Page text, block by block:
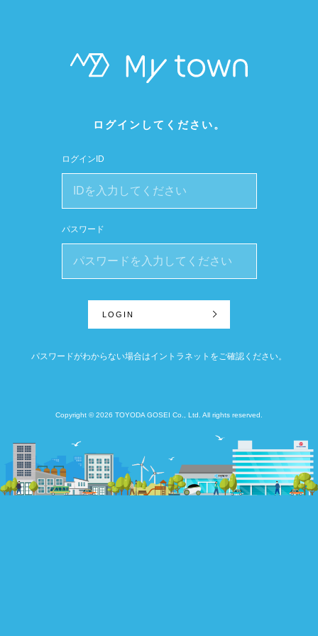
ログインしてください。
ログインID
パスワード
パスワードがわからない場合はイントラネットをご確認ください。
Copyright © 2026 TOYODA GOSEI Co., Ltd. All rights reserved.